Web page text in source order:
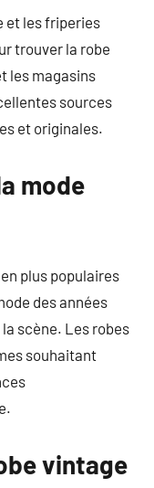
et les friperies
trouver la robe
les magasins
sources
et originales.
mode
plus populaires
des années
scène. Les robes
souhaitant
vintage